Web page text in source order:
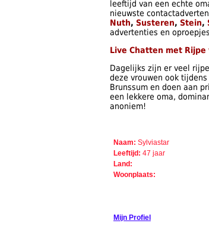
leeftijd van een echte
nieuwste
Nuth, Susteren, Stein,
advertenties en
Live Chatten met
Dagelijks zijn er veel
deze vrouwen ook
Brunssum en doen aan
een lekkere oma,
anoniem!
Naam: Sylviastar
Leeftijd: 47 jaar
Land:
Woonplaats:
Mijn Profiel